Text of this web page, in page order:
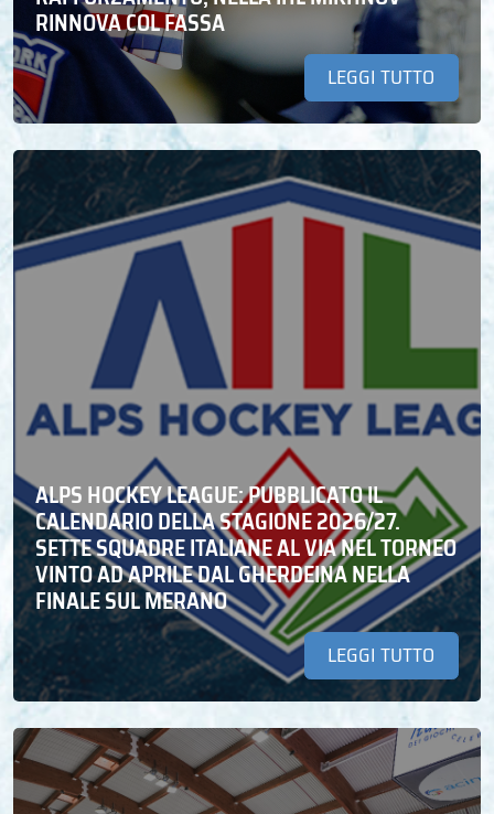
RINNOVA COL FASSA
LEGGI TUTTO
ALPS HOCKEY LEAGUE: PUBBLICATO IL
CALENDARIO DELLA STAGIONE 2026/27.
SETTE SQUADRE ITALIANE AL VIA NEL TORNEO
VINTO AD APRILE DAL GHERDEINA NELLA
FINALE SUL MERANO
LEGGI TUTTO